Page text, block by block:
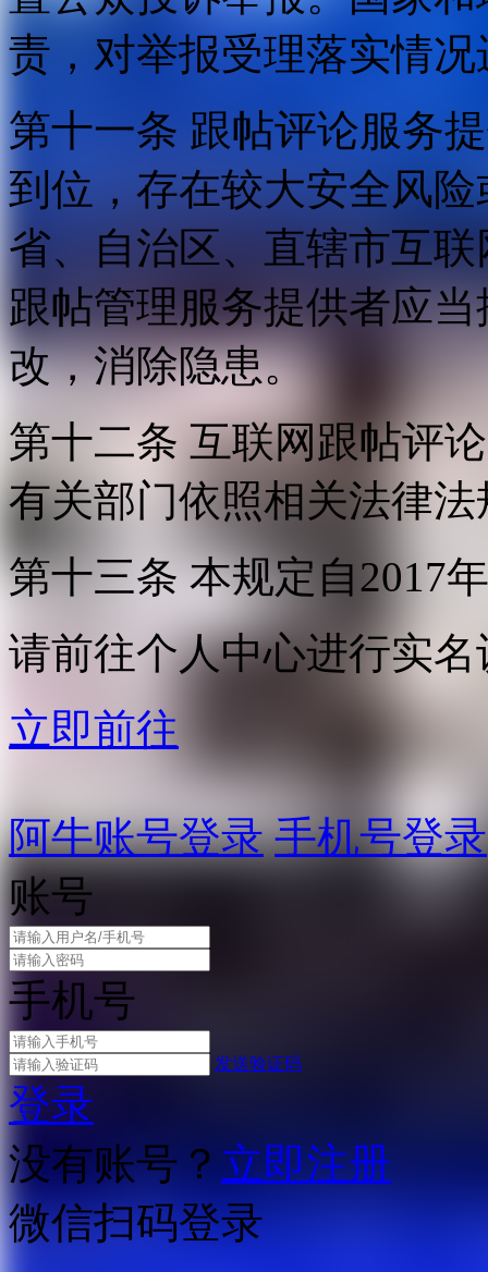
责，对举报受理落实情
第十一条 跟帖评论服务
到位，存在较大安全风
省、自治区、直辖市互
跟帖管理服务提供者应
改，消除隐患。
第十二条 互联网跟帖评
有关部门依照相关法律
第十三条 本规定自2017
请前往个人中心进行实名
立即前往
阿牛账号登录 手机号登录
账号
手机号
发送验证码
登录
没有账号？立即注册
微信扫码登录